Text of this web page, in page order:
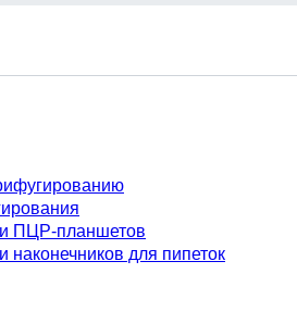
ПЦР-планшетов
наконечников для пипеток